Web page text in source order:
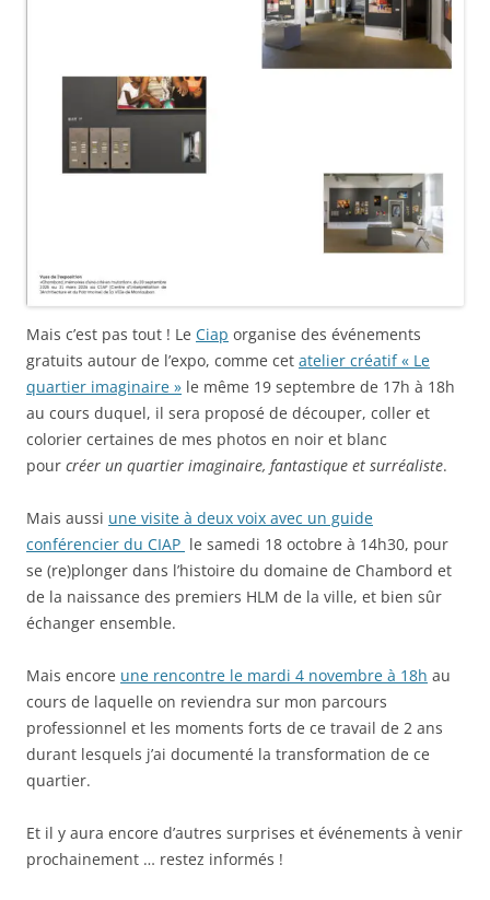
Mais c’est pas tout ! Le Ciap organise des événements
gratuits autour de l’expo, comme cet atelier créatif « Le
quartier imaginaire » le même 19 septembre de 17h à 18h
au cours duquel, il sera proposé de découper, coller et
colorier certaines de mes photos en noir et blanc
pour créer un quartier imaginaire, fantastique et surréaliste.
Mais aussi une visite à deux voix avec un guide
conférencier du CIAP le samedi 18 octobre à 14h30, pour
se (re)plonger dans l’histoire du domaine de Chambord et
de la naissance des premiers HLM de la ville, et bien sûr
échanger ensemble.
Mais encore une rencontre le mardi 4 novembre à 18h au
cours de laquelle on reviendra sur mon parcours
professionnel et les moments forts de ce travail de 2 ans
durant lesquels j’ai documenté la transformation de ce
quartier.
Et il y aura encore d’autres surprises et événements à venir
prochainement … restez informés !